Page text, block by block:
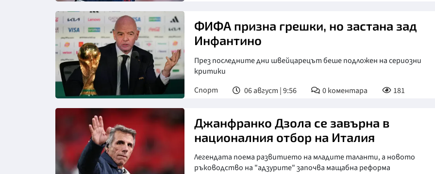
Снимка: Асошиейтед прес
ФИФА призна грешки, но застана зад
Инфантино
През последните дни швейцарецът беше подложен на сериозни
критики
Спорт
06 август | 9:56 0коментара 181
Джанфранко Дзола се завърна в
националния отбор на Италия
Легендата поема развитието на младите таланти, а новото
ръководство на "адзурите" започва мащабна реформа